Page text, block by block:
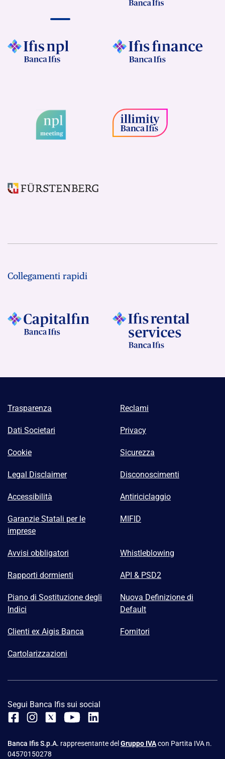
Collegamenti rapidi
Trasparenza Reclami
Dati Societari Privacy
Cookie Sicurezza
Legal Disclaimer Disconoscimenti
Accessibilità Antiriciclaggio
Garanzie Statali per le
imprese
MIFID
Avvisi obbligatori Whistleblowing
Rapporti dormienti API & PSD2
Piano di Sostituzione degli
Indici
Nuova Definizione di
Default
Clienti ex Aigis Banca Fornitori
Cartolarizzazioni
Segui Banca Ifis sui social
Banca Ifis S.p.A. rappresentante del Gruppo IVAcon Partita IVA n.
04570150278